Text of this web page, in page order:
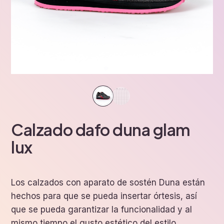
Calzado dafo duna glam
lux
Los calzados con aparato de sostén Duna están
hechos para que se pueda insertar órtesis, así
que se pueda garantizar la funcionalidad y al